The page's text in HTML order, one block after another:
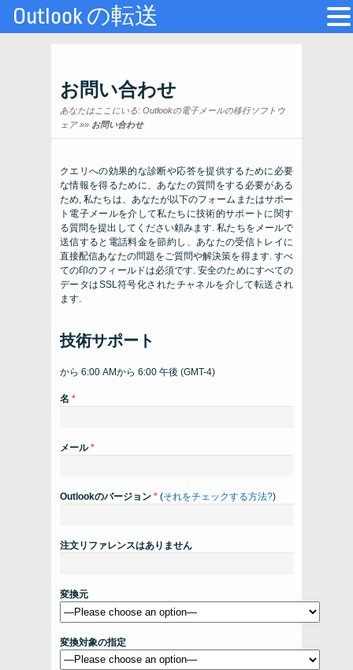
お問い合わせ
あなたはここにいる: Outlookの電子メールの移行ソフトウ
ェア»» お問い合わせ
クエリへの効果的な診断や応答を提供するために必要
な情報を得るために、あなたの質問をする必要がある
ため, 私たちは、あなたが以下のフォームまたはサポー
ト電子メールを介して私たちに技術的サポートに関す
る質問を提出してください頼みます. 私たちをメールで
送信すると電話料金を節約し、あなたの受信トレイに
直接配信あなたの問題をご質問や解決策を得ます. すべ
ての印のフィールドは必須です. 安全のためにすべての
データはSSL符号化されたチャネルを介して転送され
ます.
技術サポート
から 6:00 AMから 6:00 午後 (GMT-4)
名 *
メール *
Outlookのバージョン * (それをチェックする方法?)
注文リファレンスはありません
変換元
変換対象の指定
Outlook の転送